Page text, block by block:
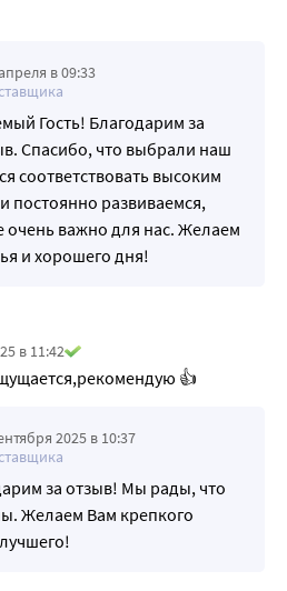
в 09:33
Гость! Благодарим за
Спасибо, что выбрали наш
соответствовать высоким
постоянно развиваемся,
очень важно для нас. Желаем
и хорошего дня!
в 11:42
👍
2025 в 10:37
за отзыв! Мы рады, что
Желаем Вам крепкого